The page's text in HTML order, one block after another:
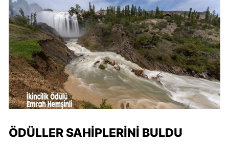
ÖDÜLLER SAHIPLERINI BULDU